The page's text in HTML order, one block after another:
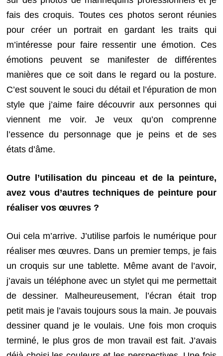
fais des croquis. Toutes ces photos seront réunies
pour créer un portrait en gardant les traits qui
m’intéresse pour faire ressentir une émotion. Ces
émotions peuvent se manifester de différentes
manières que ce soit dans le regard ou la posture.
C’est souvent le souci du détail et l’épuration de mon
style que j’aime faire découvrir aux personnes qui
viennent me voir. Je veux qu’on comprenne
l’essence du personnage que je peins et de ses
états d’âme.
Outre l’utilisation du pinceau et de la peinture,
avez vous d’autres techniques de peinture pour
réaliser vos œuvres ?
Oui cela m’arrive. J’utilise parfois le numérique pour
réaliser mes œuvres. Dans un premier temps, je fais
un croquis sur une tablette. Même avant de l’avoir,
j’avais un téléphone avec un stylet qui me permettait
de dessiner. Malheureusement, l’écran était trop
petit mais je l’avais toujours sous la main. Je pouvais
dessiner quand je le voulais. Une fois mon croquis
terminé, le plus gros de mon travail est fait. J’avais